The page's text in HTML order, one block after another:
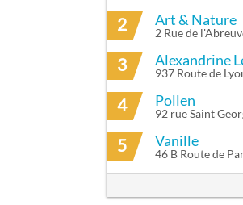
2 Art & Nature
2 Rue de
3 Alexandrine
937 Route de
4 Pollen
92 rue Saint
5 Vanille
46 B Route de